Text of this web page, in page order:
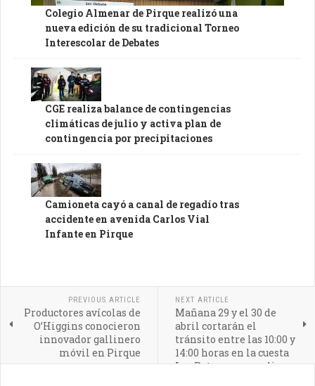
Colegio Almenar de Pirque realizó una
nueva edición de su tradicional Torneo
Interescolar de Debates
CGE realiza balance de contingencias
climáticas de julio y activa plan de
contingencia por precipitaciones
Camioneta cayó a canal de regadío tras
accidente en avenida Carlos Vial
Infante en Pirque
PREVIOUS ARTICLE
Productores avícolas de
O’Higgins conocieron
innovador gallinero
móvil en Pirque
NEXT ARTICLE
Mañana 29 y el 30 de
abril cortarán el
tránsito entre las 10:00 y
14:00 horas en la cuesta
Los Ratones por peligro